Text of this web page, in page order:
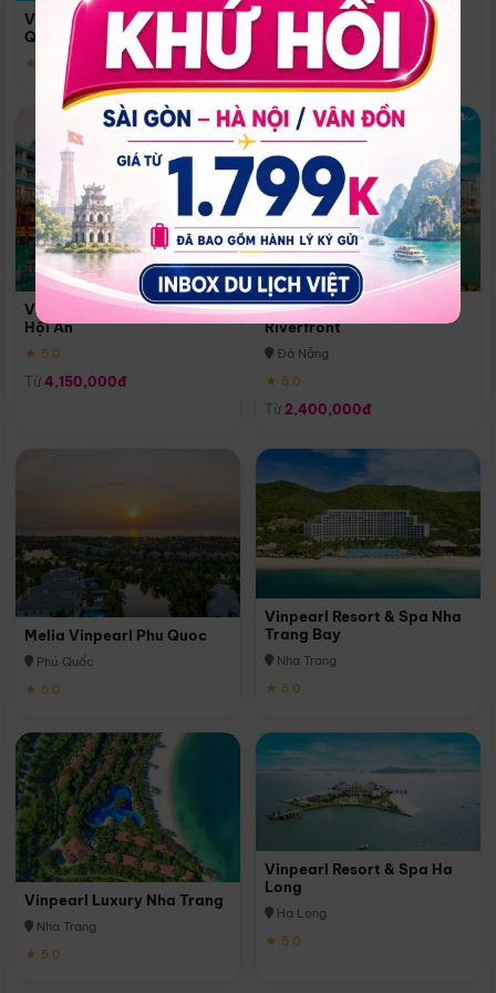
Vinpearl Resort & Spa Phu
Quoc
★ 5.0
Quoc
Phú Quốc
★ 5.0
Vinpearl Resort & Golf Nam
Hội An
★ 5.0
Từ 4,150,000đ
Melia Vinpearl Danang
Riverfront
Đà Nẵng
★ 5.0
Từ 2,400,000đ
Melia Vinpearl Phu Quoc
Phú Quốc
★ 5.0
Vinpearl Resort & Spa Nha
Trang Bay
Nha Trang
★ 5.0
Vinpearl Luxury Nha Trang
Nha Trang
★ 5.0
Vinpearl Resort & Spa Ha
Long
Hạ Long
★ 5.0